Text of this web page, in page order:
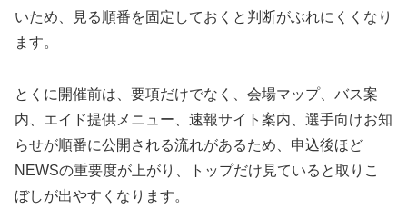
いため、見る順番を固定しておくと判断がぶれにくくなり
ます。
とくに開催前は、要項だけでなく、会場マップ、バス案
内、エイド提供メニュー、速報サイト案内、選手向けお知
らせが順番に公開される流れがあるため、申込後ほど
NEWSの重要度が上がり、トップだけ見ていると取りこ
ぼしが出やすくなります。